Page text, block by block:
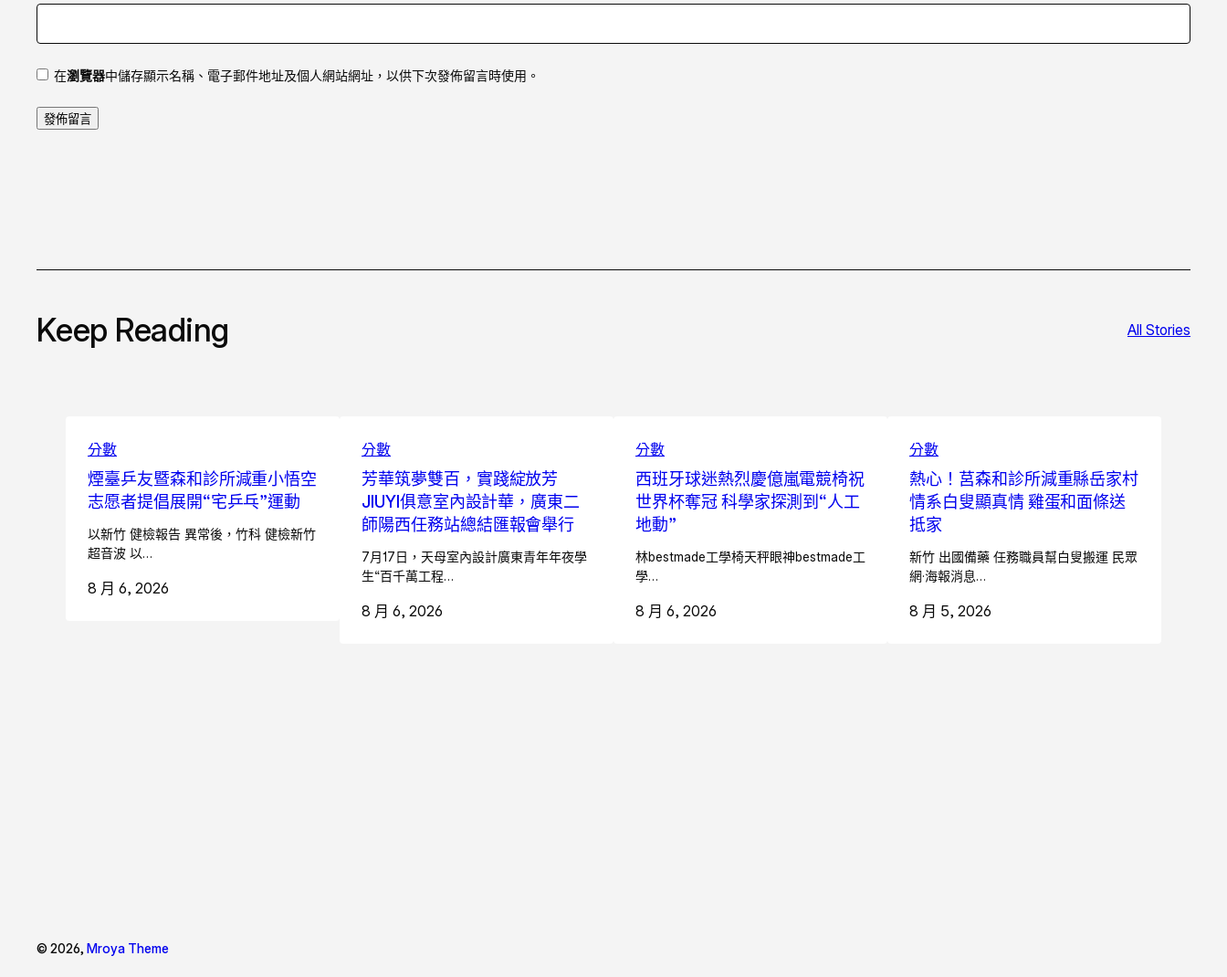
在瀏覽器中儲存顯示名稱、電子郵件地址及個人網站網址，以供下次發佈留言時使用。
Keep Reading All Stories
分數
煙臺乒友暨森和診所減重小悟空
志愿者提倡展開“宅乒乓”運動
以新竹 健檢報告 異常後，竹科 健檢新竹
超音波 以…
8 月 6, 2026
分數
芳華筑夢雙百，實踐綻放芳
JIUYI俱意室內設計華，廣東二
師陽西任務站總結匯報會舉行
7月17日，天母室內設計廣東青年年夜學
生“百千萬工程…
8 月 6, 2026
分數
西班牙球迷熱烈慶億嵐電競椅祝
世界杯奪冠 科學家探測到“人工
地動”
林bestmade工學椅天秤眼神bestmade工
學…
8 月 6, 2026
分數
熱心！莒森和診所減重縣岳家村
情系白叟顯真情 雞蛋和面條送
抵家
新竹 出國備藥 任務職員幫白叟搬運 民眾
網·海報消息…
8 月 5, 2026
© 2026, Mroya Theme